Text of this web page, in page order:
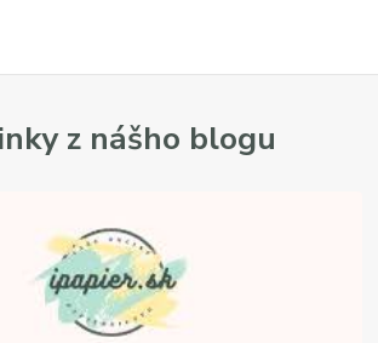
z nášho blogu